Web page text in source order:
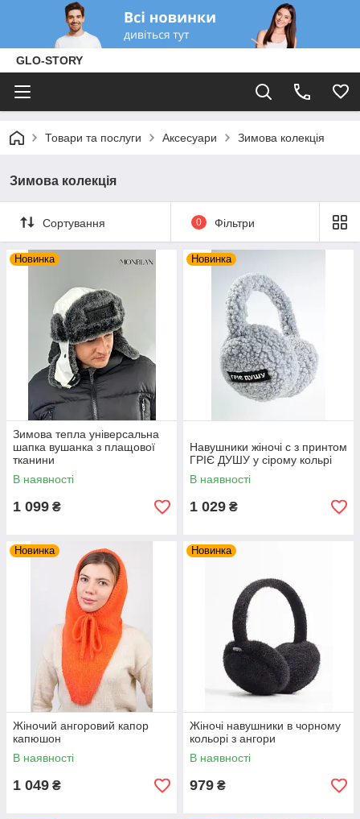
GLO-STORY
Товари та послуги Аксесуари Зимова колекція
Зимова колекція
Сортування 0 Фільтри
Новинка
Зимова тепла універсальна
шапка вушанка з плащової
тканини
В наявності
1 099 ₴
Новинка
Навушники жіночі с з принтом
ГРІЄ ДУШУ у сірому кольрі
В наявності
1 029 ₴
Новинка
Жіночий ангоровий капор
капюшон
В наявності
1 049 ₴
Новинка
Жіночі навушники в чорному
кольорі з ангори
В наявності
979 ₴